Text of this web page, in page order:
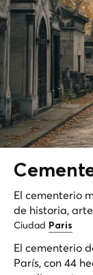
El cementerio
de historia,
Ciudad Paris
El cementerio
París, con 44